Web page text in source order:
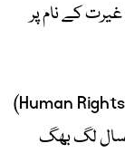
کے نام پر
ایچ آر سی پی (Human Rights Commission of Pakistan)
سال لگ بھگ